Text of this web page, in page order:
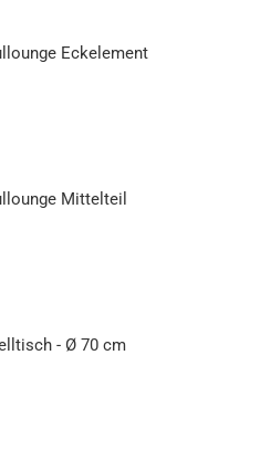
Eckelement
Mittelteil
- Ø 70 cm